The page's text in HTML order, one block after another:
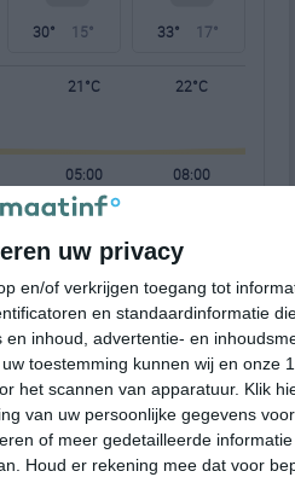
uw privacy
en/of verkrijgen toegang tot
en standaardinformatie
inhoud, advertentie- en
toestemming kunnen wij en onze
het scannen van apparatuur. Klik
van uw persoonlijke gegevens
of meer gedetailleerde
Houd er rekening mee dat voor
30° 15° 33° 17°
21°C 22°C
05:00 08:00
NNW 1